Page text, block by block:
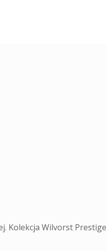
Kolekcja Wilvorst